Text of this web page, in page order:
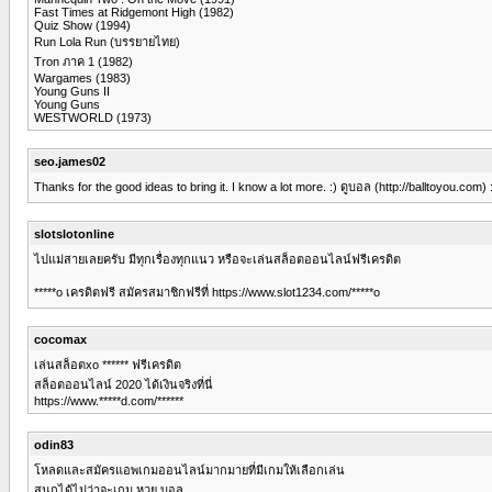
Fast Times at Ridgemont High (1982)
Quiz Show (1994)
Run Lola Run (บรรยายไทย)
Tron ภาค 1 (1982)
Wargames (1983)
Young Guns II
Young Guns
WESTWORLD (1973)
seo.james02
Thanks for the good ideas to bring it. I know a lot more. :) ดูบอล (http://balltoyou.com)
slotslotonline
ไปแม่สายเลยครับ มีทุกเรื่องทุกแนว หรือจะเล่นสล็อตออนไลน์ฟรีเครดิต
*****o เครดิตฟรี สมัครสมาชิกฟรีที่ https://www.slot1234.com/*****o
cocomax
เล่นสล็อตxo ****** ฟรีเครดิต
สล็อตออนไลน์ 2020 ได้เงินจริงที่นี่
https://www.*****d.com/******
odin83
โหลดและสมัครแอพเกมออนไลน์มากมายที่มีเกมให้เลือกเล่น